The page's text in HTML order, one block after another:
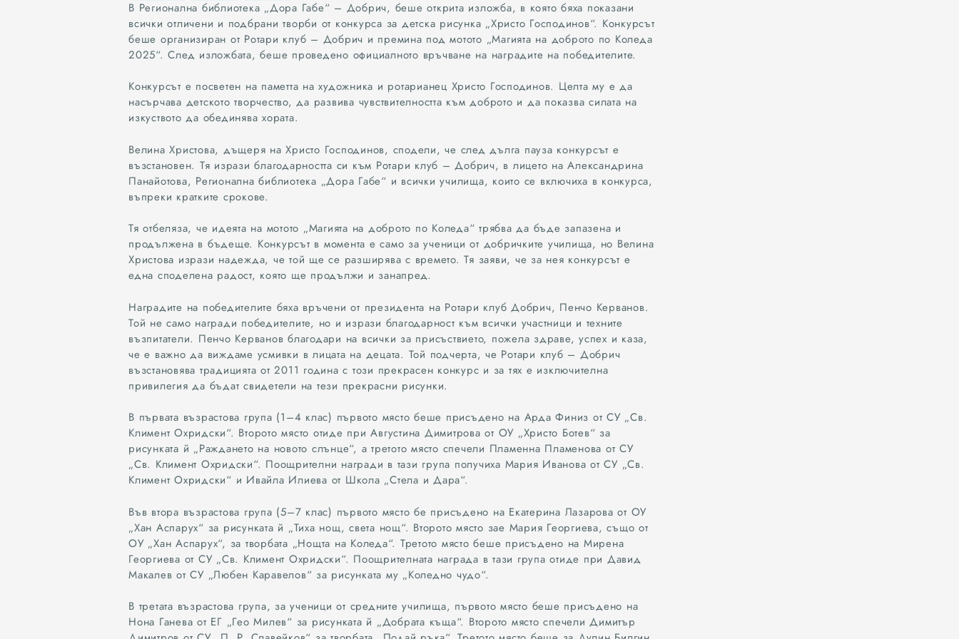
Рисуване
конкурс
Добрич
В Регионална библиотека „Дора Габе“ – Добрич, беше открита изложба, в която бяха показани
всички отличени и подбрани творби от конкурса за детска рисунка „Христо Господинов“. Конкурсът
беше организиран от Ротари клуб – Добрич и премина под мотото „Магията на доброто по Коледа
2025“. След изложбата, беше проведено официалното връчване на наградите на победителите.
Конкурсът е посветен на паметта на художника и ротарианец Христо Господинов. Целта му е да
насърчава детското творчество, да развива чувствителността към доброто и да показва силата на
изкуството да обединява хората.
Велина Христова, дъщеря на Христо Господинов, сподели, че след дълга пауза конкурсът е
възстановен. Тя изрази благодарността си към Ротари клуб – Добрич, в лицето на Александрина
Панайотова, Регионална библиотека „Дора Габе“ и всички училища, които се включиха в конкурса,
въпреки кратките срокове.
Тя отбеляза, че идеята на мотото „Магията на доброто по Коледа“ трябва да бъде запазена и
продължена в бъдеще. Конкурсът в момента е само за ученици от добричките училища, но Велина
Христова изрази надежда, че той ще се разширява с времето. Тя заяви, че за нея конкурсът е
една споделена радост, която ще продължи и занапред.
Наградите на победителите бяха връчени от президента на Ротари клуб Добрич, Пенчо Керванов.
Той не само награди победителите, но и изрази благодарност към всички участници и техните
възпитатели. Пенчо Керванов благодари на всички за присъствието, пожела здраве, успех и каза,
че е важно да виждаме усмивки в лицата на децата. Той подчерта, че Ротари клуб – Добрич
възстановява традицията от 2011 година с този прекрасен конкурс и за тях е изключителна
привилегия да бъдат свидетели на тези прекрасни рисунки.
В първата възрастова група (1–4 клас) първото място беше присъдено на Арда Финиз от СУ „Св.
Климент Охридски“. Второто място отиде при Августина Димитрова от ОУ „Христо Ботев“ за
рисунката й „Раждането на новото слънце“, а третото място спечели Пламенна Пламенова от СУ
„Св. Климент Охридски“. Поощрителни награди в тази група получиха Мария Иванова от СУ „Св.
Климент Охридски“ и Ивайла Илиева от Школа „Стела и Дара“.
Във втора възрастова група (5–7 клас) първото място бе присъдено на Екатерина Лазарова от ОУ
„Хан Аспарух“ за рисунката й „Тиха нощ, света нощ“. Второто място зае Мария Георгиева, също от
ОУ „Хан Аспарух“, за творбата „Нощта на Коледа“. Третото място беше присъдено на Мирена
Георгиева от СУ „Св. Климент Охридски“. Поощрителната награда в тази група отиде при Давид
Макалев от СУ „Любен Каравелов“ за рисунката му „Коледно чудо“.
В третата възрастова група, за ученици от средните училища, първото място беше присъдено на
Нона Ганева от ЕГ „Гео Милев“ за рисунката й „Добрата къща“. Второто място спечели Димитър